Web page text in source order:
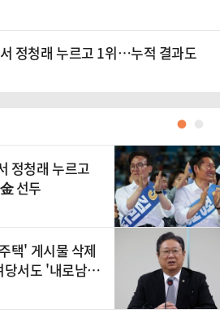
정청래 누르고 1위…누적 결과도
●
정청래 누르고
선두
택' 게시물 삭제
서도 '내로남